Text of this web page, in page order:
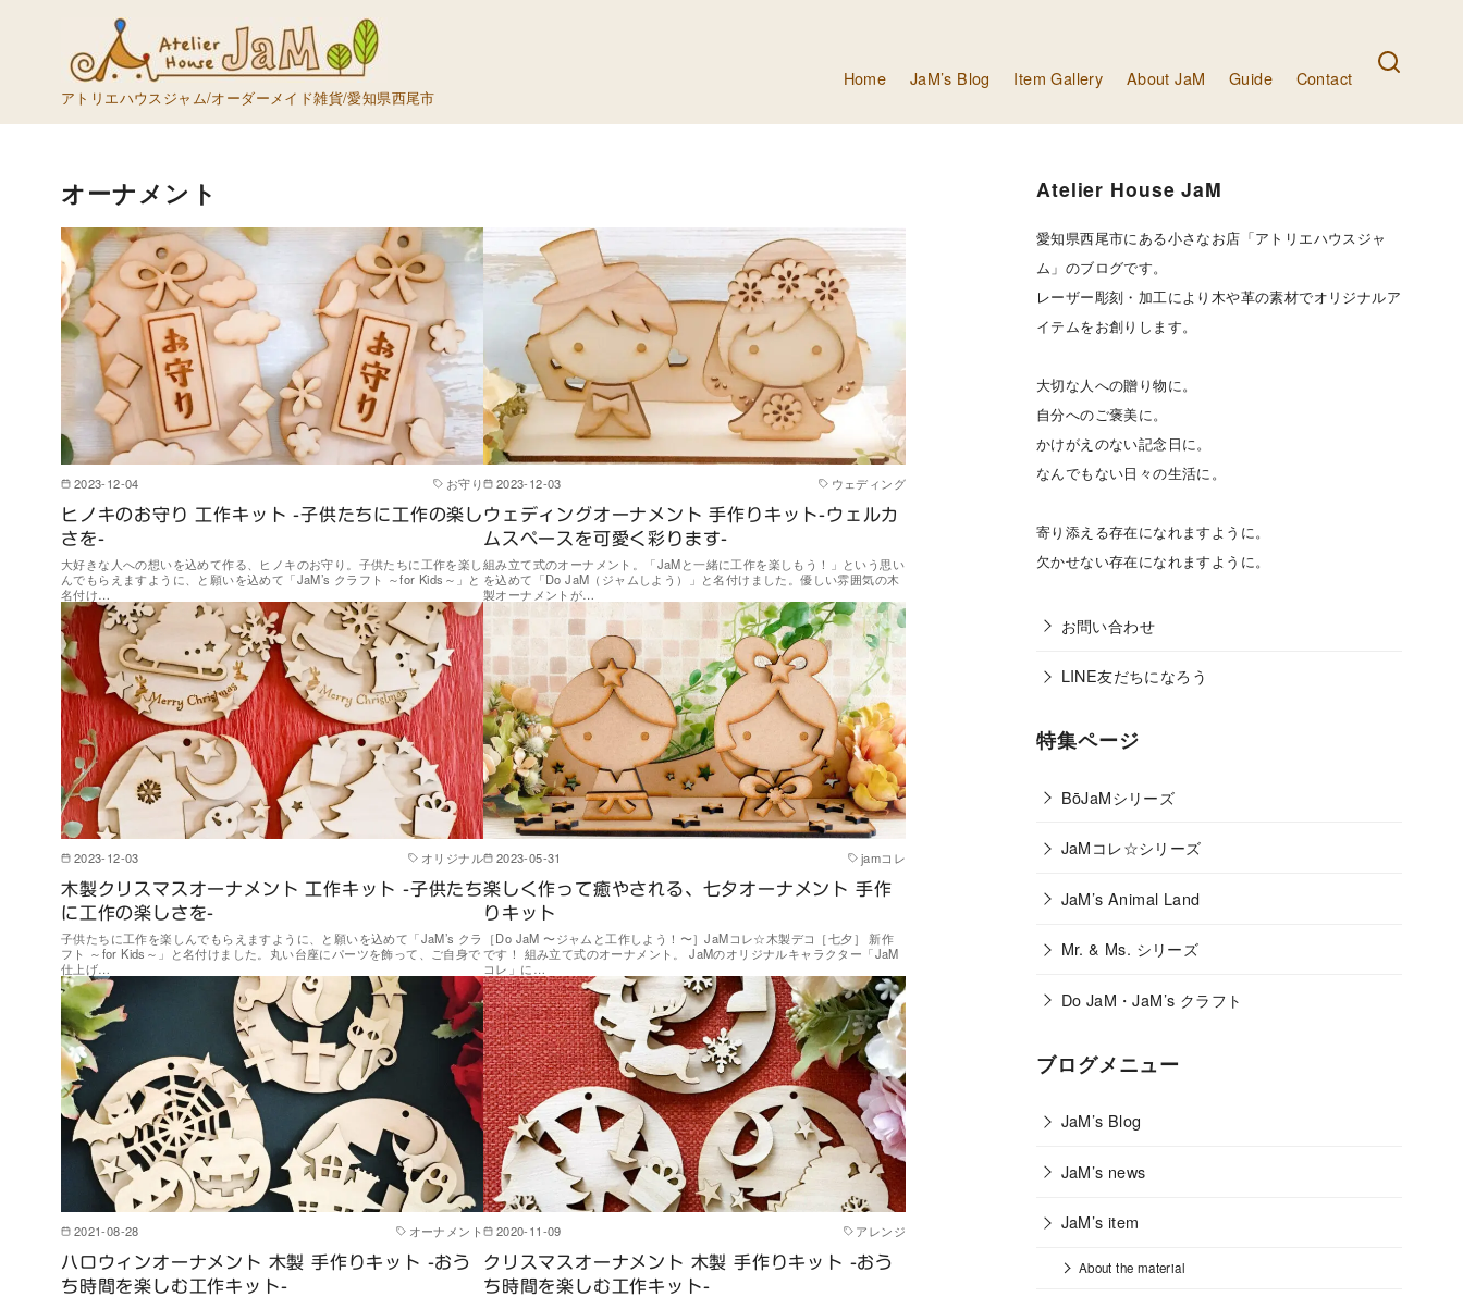
ツ
アトリエハウスジャム/オーダーメイド雑貨/愛知県西尾市
Home JaM’s Blog Item Gallery About JaM Guide Contact
オーナメント
2023-12-04
お守り
ヒノキのお守り 工作キット -子供たちに工作の楽し
さを-
大好きな人への想いを込めて作る、ヒノキのお守り。子供たちに工作を楽し
んでもらえますように、と願いを込めて「JaM’s クラフト ～for Kids～」と
名付け…
2023-12-03
ウェディング
ウェディングオーナメント 手作りキット-ウェルカ
ムスペースを可愛く彩ります-
組み立て式のオーナメント。「JaMと一緒に工作を楽しもう！」という思い
を込めて「Do JaM（ジャムしよう）」と名付けました。優しい雰囲気の木
製オーナメントが…
2023-12-03
オリジナル
木製クリスマスオーナメント 工作キット -子供たち
に工作の楽しさを-
子供たちに工作を楽しんでもらえますように、と願いを込めて「JaM’s クラ
フト ～for Kids～」と名付けました。丸い台座にパーツを飾って、ご自身で
仕上げ…
2023-05-31
jamコレ
楽しく作って癒やされる、七夕オーナメント 手作
りキット
［Do JaM 〜ジャムと工作しよう！〜］JaMコレ☆木製デコ［七夕］ 新作
です！ 組み立て式のオーナメント。 JaMのオリジナルキャラクター「JaM
コレ」に…
2021-08-28
オーナメント
ハロウィンオーナメント 木製 手作りキット -おう
ち時間を楽しむ工作キット-
2020-11-09
アレンジ
クリスマスオーナメント 木製 手作りキット -おう
ち時間を楽しむ工作キット-
Atelier House JaM
愛知県西尾市にある小さなお店「アトリエハウスジャ
ム」のブログです。
レーザー彫刻・加工により木や革の素材でオリジナルア
イテムをお創りします。
大切な人への贈り物に。
自分へのご褒美に。
かけがえのない記念日に。
なんでもない日々の生活に。
寄り添える存在になれますように。
欠かせない存在になれますように。
お問い合わせ
LINE友だちになろう
特集ページ
BōJaMシリーズ
JaMコレ☆シリーズ
JaM’s Animal Land
Mr. & Ms. シリーズ
Do JaM・JaM’s クラフト
ブログメニュー
JaM’s Blog
JaM’s news
JaM’s item
About the material